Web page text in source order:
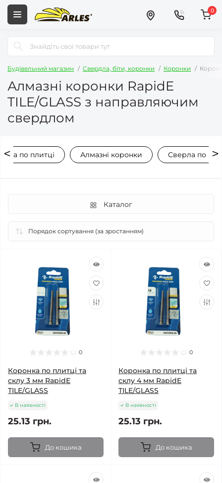
0
Будівельний магазин Свердла, біти, коронки Коронки
Алмазні коронки RapidE
TILE/GLASS з направляючим
свердлом
по плитці Алмазні коронки Сверла по
Каталог
0
Коронка по плитці та
склу 3 мм RapidE
TILE/GLASS
В наявності
25.13 грн.
До кошика
0
Коронка по плитці та
склу 4 мм RapidE
TILE/GLASS
В наявності
25.13 грн.
До кошика